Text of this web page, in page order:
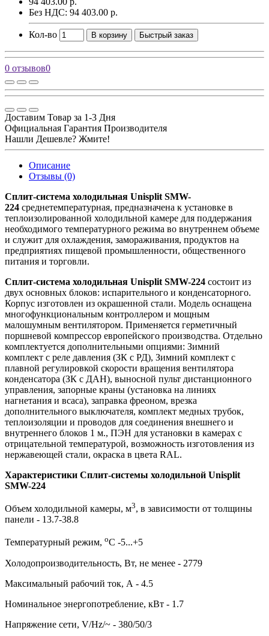
Без НДС: 94 403.00 р.
Кол-во В корзину Быстрый заказ
0 отзывов0
Доставим Товар за 1-3 Дня
Официальная Гарантия Производителя
Нашли Дешевле? Жмите!
Описание
Отзывы (0)
Сплит-система холодильная Unisplit SMW-
224 среднетемпературная, предназначена к установке в
теплоизолированной холодильной камере для поддержания
необходимого температурного режима во внутреннем объеме
и служит для охлаждения, замораживания, продуктов на
предприятиях пищевой промышленности, общественного
питания и торговли.
Сплит-система холодильная Unisplit SMW-224 состоит из
двух основных блоков: испарительного и конденсаторного.
Корпус изготовлен из окрашенной стали. Модель оснащена
многофункциональным контроллером и мощным
малошумным вентилятором. Применяется герметичный
поршневой компрессор европейского производства. Отдельно
комплектуется дополнительными опциями: Зимний
комплект с реле давления (ЗК с РД), Зимний комплект с
плавной регулировкой скорости вращения вентилятора
конденсатора (ЗК с ДАН), выносной пульт дистанционного
управления, запорные краны (установка на линиях
нагнетания и всаса), заправка фреоном, врезка
дополнительного выключателя, комплект медных трубок,
теплоизоляции и проводов для соединения внешнего и
внутреннего блоков 1 м., ПЭН для установки в камерах с
отрицательной температурой, возможность изготовления из
нержавеющей стали, окраска в цвета RAL.
Характеристики Сплит-системы холодильной Unisplit
SMW-224
Объем холодильной камеры, м3, в зависимости от толщины
панели - 13.7-38.8
Температурный режим, оС -5...+5
Холодопроизводительность, Вт, не менее - 2779
Максимальный рабочий ток, А - 4.5
Номинальное энергопотребление, кВт - 1.7
Напряжение сети, V/Hz/~ - 380/50/3